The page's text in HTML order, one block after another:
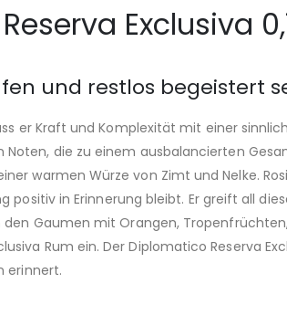
Exclusiva
und restlos begeistert
er Kraft und Komplexität mit einer
die zu einem ausbalancierten
warmen Würze von Zimt und Nelke.
positiv in Erinnerung bleibt. Er greift all
Gaumen mit Orangen,
Rum ein. Der Diplomatico Reserva
erinnert.